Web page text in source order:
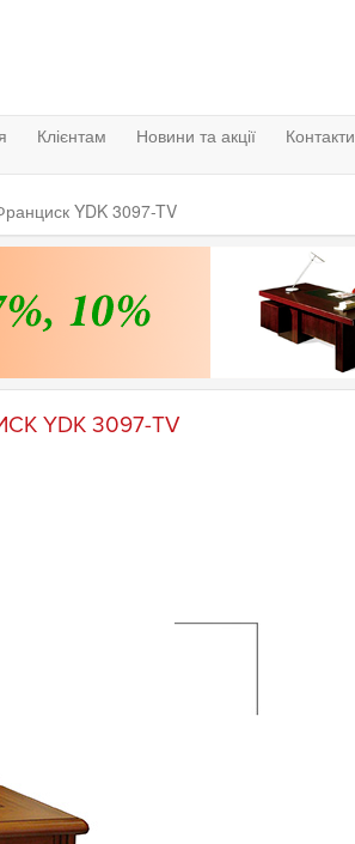
Клієнтам Новини та акції Контакти
YDK 3097-TV
YDK 3097-TV